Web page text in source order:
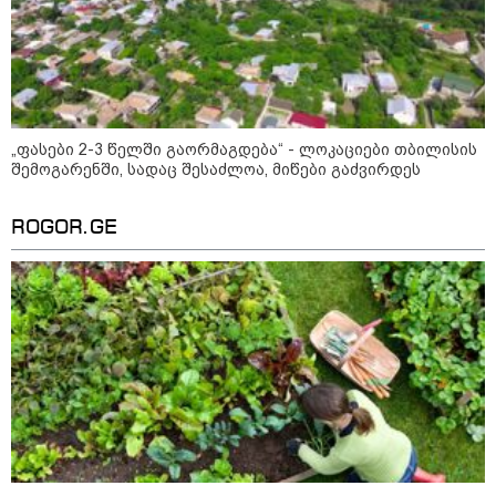
შეხვდებოდა“
„ფასები 2-3 წელში გაორმაგდება“
- ლოკაციები თბილისის
შემოგარენში, სადაც შესაძლოა,
მიწები გაძვირდეს
სამართალი
„ფასები 2-3 წელში გაორმაგდება“ - ლოკაციები თბილისის
შემოგარენში, სადაც შესაძლოა, მიწები გაძვირდეს
ROGOR.GE